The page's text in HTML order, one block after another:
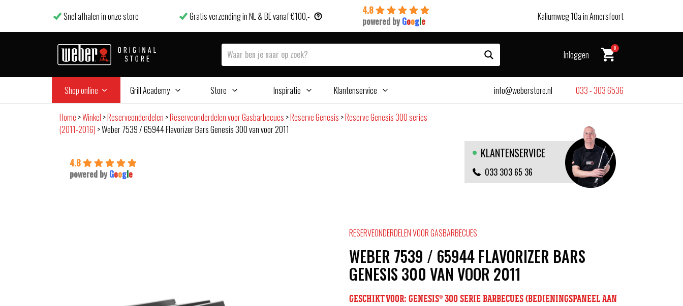
Snel afhalen in onze store Gratis verzending in NL & BE vanaf €100,-
4.8
powered by Google Kaliumweg 10a in Amersfoort
Inloggen
0
Shop online Grill Academy Store Inspiratie Klantenservice info@weberstore.nl 033 - 303 6536
Home >Winkel >Reserveonderdelen >Reserveonderdelen voor Gasbarbecues >Reserve Genesis >Reserve Genesis 300 series
(2011-2016) >Weber 7539 / 65944 Flavorizer Bars Genesis 300 van voor 2011
4.8
powered by Google
KLANTENSERVICE
033 303 65 36
RESERVEONDERDELEN VOOR GASBARBECUES
WEBER 7539 / 65944 FLAVORIZER BARS
GENESIS 300 VAN VOOR 2011
GESCHIKT VOOR: GENESIS® 300 SERIE BARBECUES (BEDIENINGSPANEEL AAN